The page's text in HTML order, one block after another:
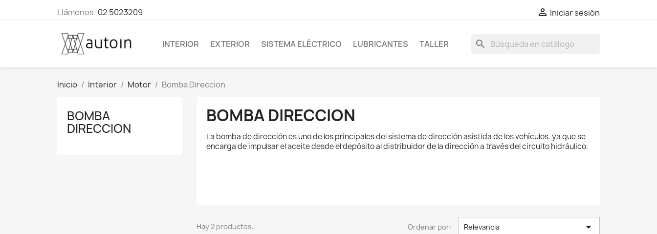
Llámenos: 02 5023209  Iniciar sesión
INTERIOR EXTERIOR SISTEMA ELÉCTRICO LUBRICANTES TALLER search
Inicio Interior Motor Bomba Direccion
BOMBA
DIRECCION
BOMBA DIRECCION
La bomba de dirección es uno de los principales del sistema de dirección asistida de los vehículos. ya que se
encarga de impulsar el aceite desde el depósito al distribuidor de la dirección a través del circuito hidráulico.
Hay 2 productos. Ordenar por: Relevancia 